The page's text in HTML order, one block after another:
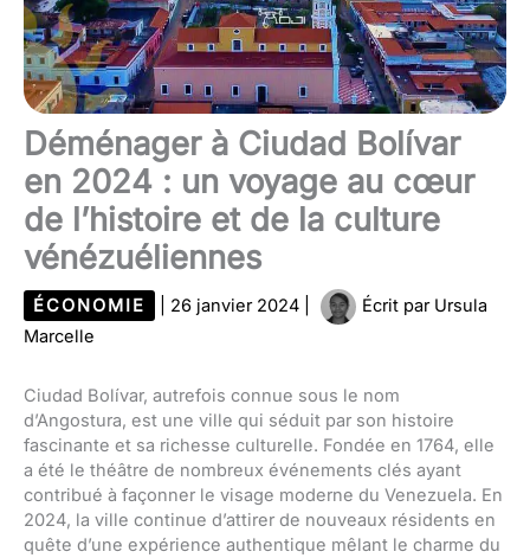
Déménager à Ciudad Bolívar
en 2024 : un voyage au cœur
de l’histoire et de la culture
vénézuéliennes
ÉCONOMIE 26 janvier 2024 Écrit par Ursula
Marcelle
Ciudad Bolívar, autrefois connue sous le nom
d’Angostura, est une ville qui séduit par son histoire
fascinante et sa richesse culturelle. Fondée en 1764, elle
a été le théâtre de nombreux événements clés ayant
contribué à façonner le visage moderne du Venezuela. En
2024, la ville continue d’attirer de nouveaux résidents en
quête d’une expérience authentique mêlant le charme du